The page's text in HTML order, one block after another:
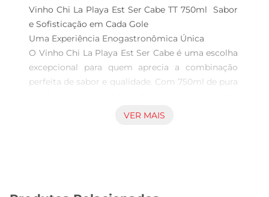
Vinho Chi La Playa Est Ser Cabe TT 750ml  Sabor
e Sofisticação em Cada Gole
Uma Experiência Enogastronômica Única
O Vinho Chi La Playa Est Ser Cabe é uma escolha
excepcional para quem aprecia a combinação
perfeita de sabor e qualidade. Com 750ml de pura
momentos especiais ou simplesmente para
VER MAIS